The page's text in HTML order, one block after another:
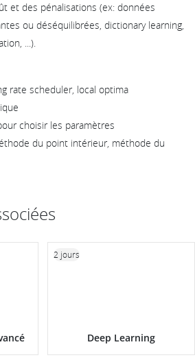
et des pénalisations (ex: données
ou déséquilibrées, dictionary learning,
...).
rate scheduler, local optima
choisir les paramètres
du point intérieur, méthode du
Deep Learning
2 jours